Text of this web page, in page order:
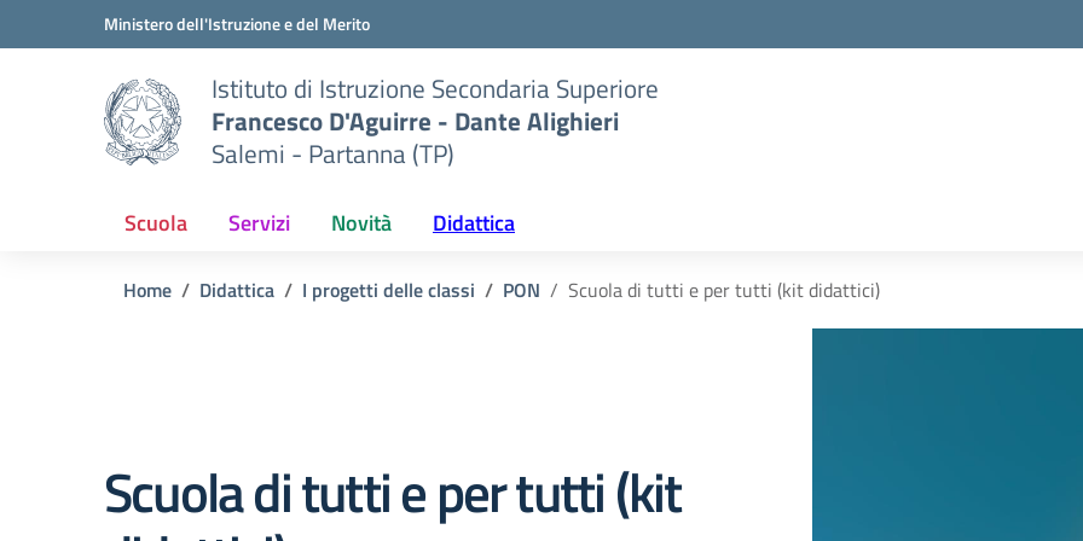
Vai ai contenuti
Vai al menu di navigazioneMinistero dell'Istruzione e del Merito
Istituto di Istruzione Secondaria Superiore
Francesco D'Aguirre - Dante Alighieri
Salemi - Partanna (TP)
Scuola Servizi Novità Didattica
Home Didattica I progetti delle classi PON Scuola di tutti e per tutti (kit didattici)
Scuola di tutti e per tutti (kit